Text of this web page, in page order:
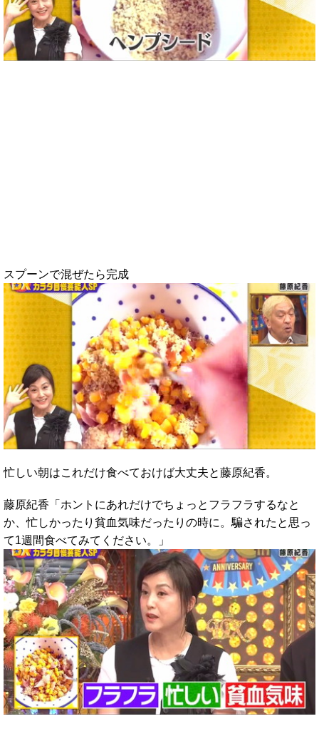
スプーンで混ぜたら完成
忙しい朝はこれだけ食べておけば大丈夫と藤原紀香。
藤原紀香「ホントにあれだけでちょっとフラフラするなと
か、忙しかったり貧血気味だったりの時に。騙されたと思っ
て1週間食べてみてください。」